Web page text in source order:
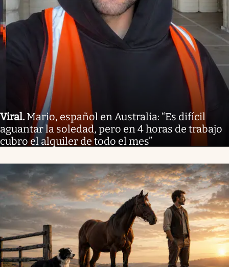
Viral. Mario, español en Australia: “Es difícil
aguantar la soledad, pero en 4 horas de trabajo
cubro el alquiler de todo el mes”